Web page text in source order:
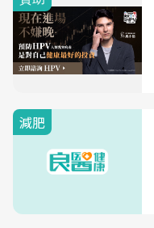
減肥